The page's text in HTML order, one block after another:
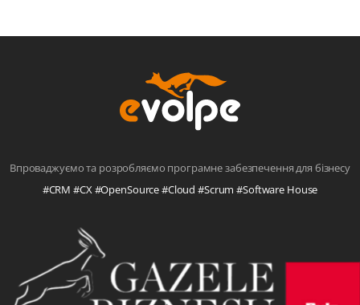
Впроваджуємо та розробляємо програмне забезпечення для бізнесу
#CRM #CX #OpenSource #Cloud #Scrum #Software House